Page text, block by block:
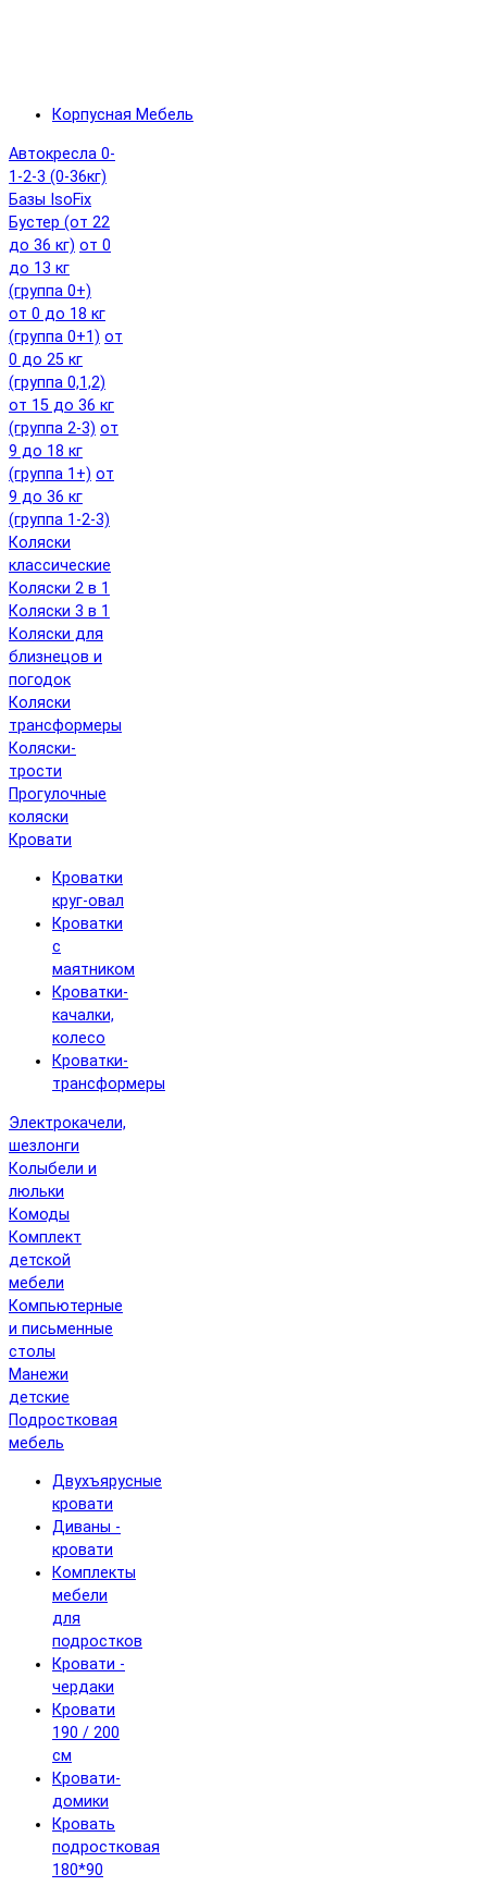
Корпусная Мебель
Автокресла 0-
1-2-3 (0-36кг)
Базы IsoFix
Бустер (от 22
до 36 кг) от 0
до 13 кг
(группа 0+)
от 0 до 18 кг
(группа 0+1) от
0 до 25 кг
(группа 0,1,2)
от 15 до 36 кг
(группа 2-3) от
9 до 18 кг
(группа 1+) от
9 до 36 кг
(группа 1-2-3)
Коляски
классические
Коляски 2 в 1
Коляски 3 в 1
Коляски для
близнецов и
погодок
Коляски
трансформеры
Коляски-
трости
Прогулочные
коляски
Кровати
Кроватки
круг-овал
Кроватки
с
маятником
Кроватки-
качалки,
колесо
Кроватки-
трансформеры
Электрокачели,
шезлонги
Колыбели и
люльки
Комоды
Комплект
детской
мебели
Компьютерные
и письменные
столы
Манежи
детские
Подростковая
мебель
Двухъярусные
кровати
Диваны -
кровати
Комплекты
мебели
для
подростков
Кровати -
чердаки
Кровати
190 / 200
см
Кровати-
домики
Кровать
подростковая
180*90